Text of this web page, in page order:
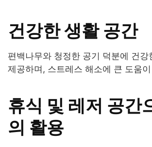
건강한 생활 공간
편백나무와 청정한 공기 덕분에 건강
제공하며, 스트레스 해소에 큰 도움
휴식 및 레저 공간
의 활용